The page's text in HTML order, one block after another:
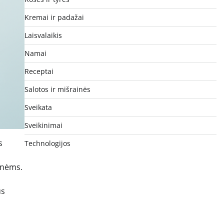
Kremai ir padažai
Laisvalaikis
Namai
Receptai
Salotos ir mišrainės
Sveikata
Sveikinimai
Technologijos